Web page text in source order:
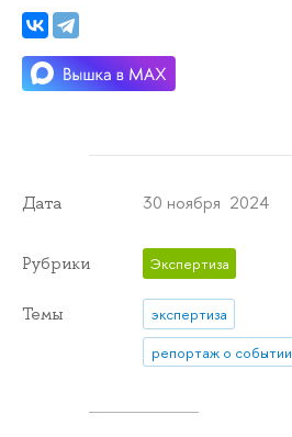
Дата 30 ноября 2024
Рубрики Экспертиза
Темы
экспертиза
репортаж о событии